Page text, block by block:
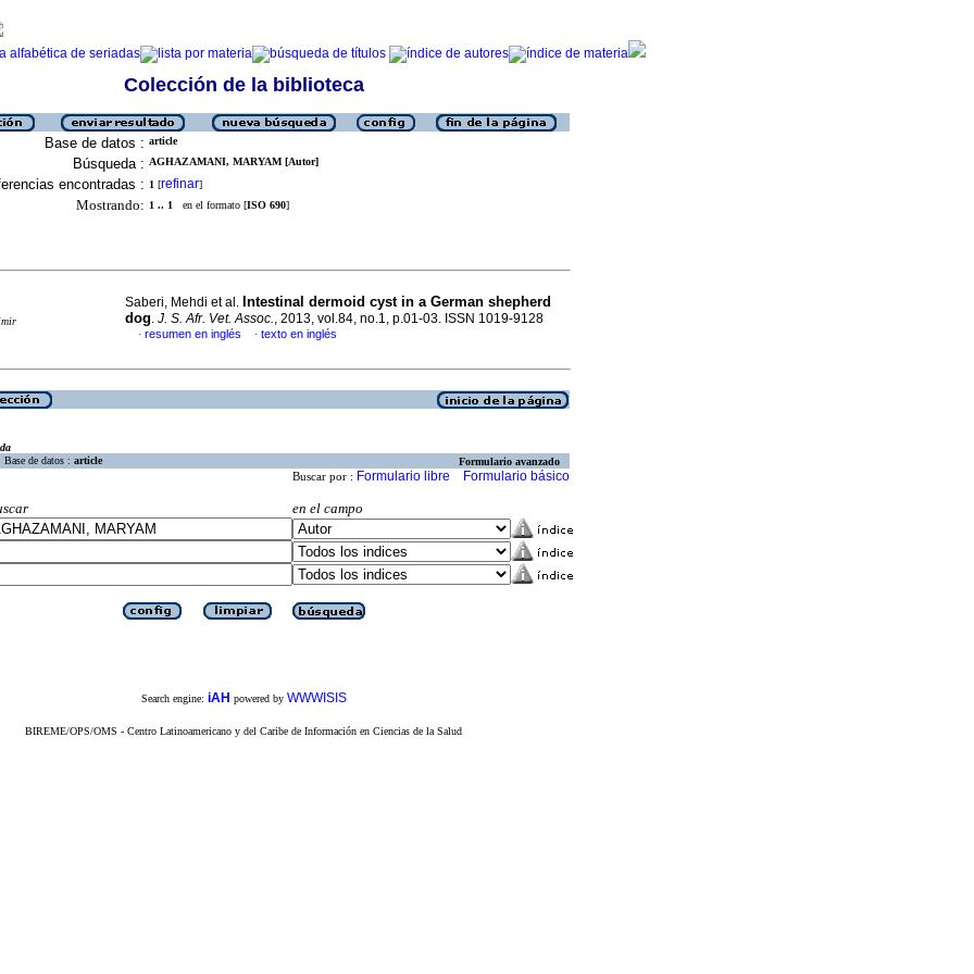
Colección de la biblioteca
Base de datos : article
Búsqueda : AGHAZAMANI, MARYAM [Autor]
encontradas : 1 [refinar]
Mostrando: 1 .. 1 en el formato [ISO 690]
Saberi, Mehdi et al. Intestinal dermoid cyst in a German shepherd
dog. J. S. Afr. Vet. Assoc., 2013, vol.84, no.1, p.01-03. ISSN 1019-9128
· resumen en inglés · texto en inglés
Base de datos : article Formulario avanzado
Buscar por : Formulario libre Formulario básico
en el campo
Search engine: iAH powered by WWWISIS
BIREME/OPS/OMS - Centro Latinoamericano y del Caribe de Información en Ciencias de la Salud